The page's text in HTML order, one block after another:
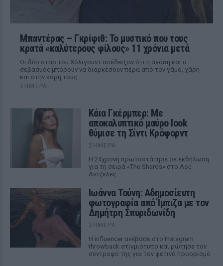
Μπαντέρας – Γκρίφιθ: Το μυστικό που τους
κρατά «καλύτερους φίλους» 11 χρόνια μετά
Οι δύο σταρ του Χόλιγουντ απέδειξαν ότι η αγάπη και ο
σεβασμός μπορούν να διαρκέσουν πέρα από τον γάμο, χάρη
και στην κόρη τους.
ΣΉΜΕΡΑ
Κάια Γκέρμπερ: Με
αποκαλυπτικό μαύρο look
θύμισε τη Σίντι Κρόφορντ
ΣΉΜΕΡΑ
Η 24χρονη πρωτοστάτησε σε εκδήλωση
για τη σειρά «The Shards» στο Λος
Αντζελες
Ιωάννα Τούνη: Αδημοσίευτη
φωτογραφία από Ίμπιζα με τον
Δημήτρη Σπυριδωνίδη
ΣΉΜΕΡΑ
Η influencer ανέβασε στο Instagram
throwback στιγμιότυπο και ρώτησε τον
σύντροφό της για τον φετινό προορισμό